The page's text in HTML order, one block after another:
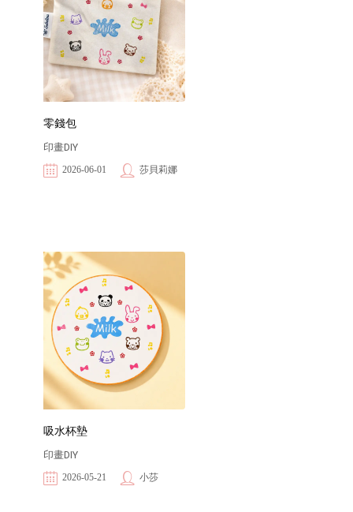
零錢包
印畫DIY
2026-06-01 莎貝莉娜
吸水杯墊
印畫DIY
2026-05-21 小莎